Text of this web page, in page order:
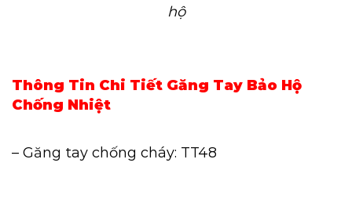
hộ
Thông Tin Chi Tiết Găng Tay Bảo Hộ
Chống Nhiệt
– Găng tay chống cháy: TT48